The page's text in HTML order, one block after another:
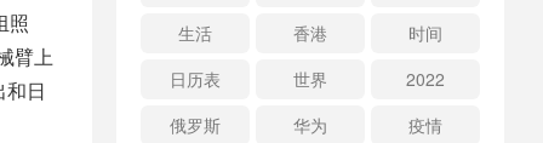
照
臂上
日
生活
香港
时间
日历表
世界
2022
俄罗斯
华为
疫情